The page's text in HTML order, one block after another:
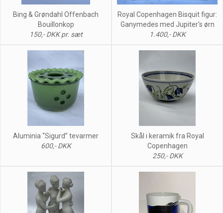
Bing & Grøndahl Offenbach
Bouillonkop
150,- DKK pr. sæt
Royal Copenhagen Bisquit figur:
Ganymedes med Jupiter's ørn
1.400,- DKK
Aluminia “Sigurd” tevarmer
600,- DKK
Skål i keramik fra Royal
Copenhagen
250,- DKK